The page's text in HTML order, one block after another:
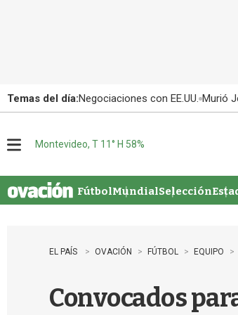
Temas del día:Negociaciones con EE.UU. Murió
u
Montevideo, T 11° H 58%
FútbolMundialSelección
EL PAÍS OVACIÓN FÚTBOL EQUIPO
Convocados